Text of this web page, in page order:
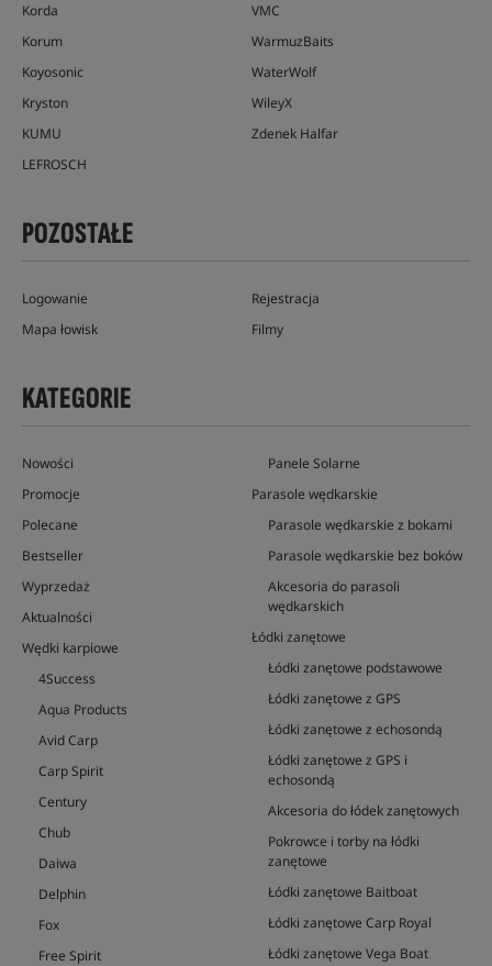
Korda
Korum
Koyosonic
Kryston
KUMU
LEFROSCH
VMC
WarmuzBaits
WaterWolf
WileyX
Zdenek Halfar
POZOSTAŁE
Logowanie
Mapa łowisk
Rejestracja
Filmy
KATEGORIE
Nowości
Promocje
Polecane
Bestseller
Wyprzedaż
Aktualności
Wędki karpiowe
4Success
Aqua Products
Avid Carp
Carp Spirit
Century
Chub
Daiwa
Delphin
Fox
Free Spirit
Panele Solarne
Parasole wędkarskie
Parasole wędkarskie z bokami
Parasole wędkarskie bez boków
Akcesoria do parasoli
wędkarskich
Łódki zanętowe
Łódki zanętowe podstawowe
Łódki zanętowe z GPS
Łódki zanętowe z echosondą
Łódki zanętowe z GPS i
echosondą
Akcesoria do łódek zanętowych
Pokrowce i torby na łódki
zanętowe
Łódki zanętowe Baitboat
Łódki zanętowe Carp Royal
Łódki zanętowe Vega Boat